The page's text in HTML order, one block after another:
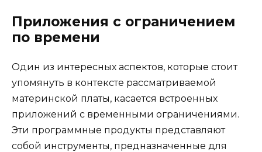
Приложения с ограничением
по времени
Один из интересных аспектов, которые стоит
упомянуть в контексте рассматриваемой
материнской платы, касается встроенных
приложений с временными ограничениями.
Эти программные продукты представляют
собой инструменты, предназначенные для